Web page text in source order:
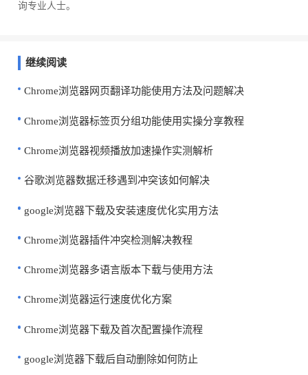
询专业人士。
继续阅读
Chrome浏览器网页翻译功能使用方法及问题解决
Chrome浏览器标签页分组功能使用实操分享教程
Chrome浏览器视频播放加速操作实测解析
谷歌浏览器数据迁移遇到冲突该如何解决
google浏览器下载及安装速度优化实用方法
Chrome浏览器插件冲突检测解决教程
Chrome浏览器多语言版本下载与使用方法
Chrome浏览器运行速度优化方案
Chrome浏览器下载及首次配置操作流程
google浏览器下载后自动删除如何防止